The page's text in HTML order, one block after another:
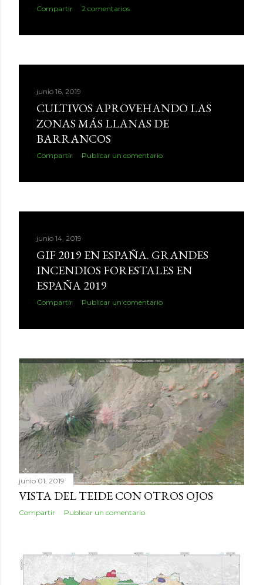
Compartir 2 comentarios
junio 16, 2019
CULTIVOS APROVEHANDO LAS
ZONAS MÁS LLANAS DE
BARRANCOS
Compartir Publicar un comentario
junio 14, 2019
GIF 2019 EN ESPAÑA. GRANDES
INCENDIOS FORESTALES EN
ESPAÑA 2019
Compartir Publicar un comentario
junio 01, 2019
VISTA DEL TEIDE CON OTROS OJOS
Compartir Publicar un comentario